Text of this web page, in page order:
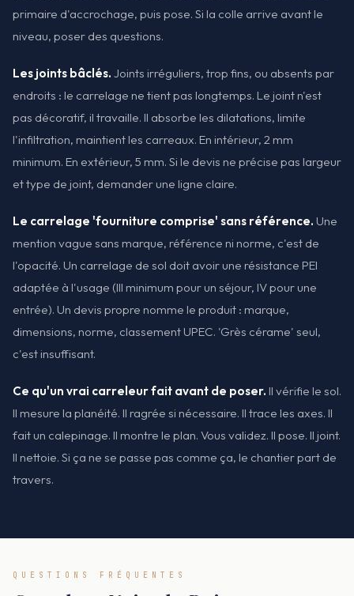
primaire d'accrochage, puis pose. Si la colle arrive avant le
niveau, poser des questions.
Les joints bâclés. Joints irréguliers, trop fins, ou absents par
endroits : le carrelage ne tient pas longtemps. Le joint n'est
pas décoratif, il travaille. Il absorbe les dilatations, limite
l'infiltration, maintient les carreaux. En intérieur, 2 mm
minimum. En extérieur, 5 mm. Si le devis ne précise pas largeur
et type de joint, demander une ligne claire.
Le carrelage 'fourniture comprise' sans référence. Une
mention vague sans marque, référence ni norme, c'est de
l'opacité. Un carrelage de sol doit avoir une résistance PEI
adaptée à l'usage (III minimum pour un séjour, IV pour une
entrée). Un devis propre nomme le produit : marque,
dimensions, norme, classement UPEC. 'Grès cérame' seul,
c'est insuffisant.
Ce qu'un vrai carreleur fait avant de poser. Il vérifie le sol.
Il mesure la planéité. Il ragrée si nécessaire. Il trace les axes. Il
fait un calepinage. Il montre le plan. Vous validez. Il pose. Il joint.
Il nettoie. Si ça ne se passe pas comme ça, le chantier part de
travers.
QUESTIONS FRÉQUENTES